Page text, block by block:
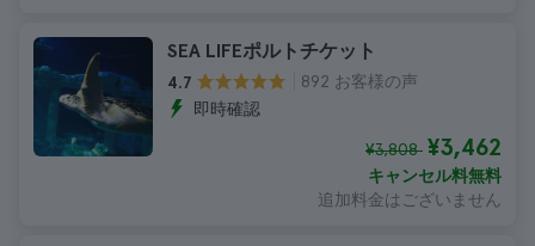
SEA LIFEポルトチケット
4.7
892 お客様の声
即時確認
¥3,808 ¥3,462
キャンセル料無料
追加料金はございません